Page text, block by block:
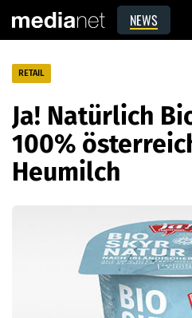
NEWS
RETAIL
Ja! Natürlich
100%
Heumilch